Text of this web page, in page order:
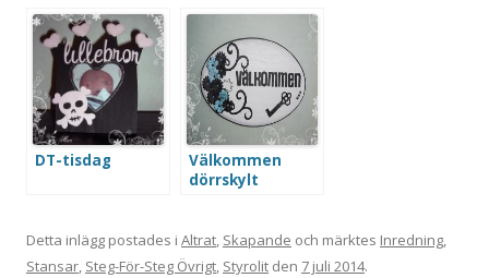
DT-tisdag
Välkommen
dörrskylt
Detta inlägg postades i Altrat, Skapande och märktes Inredning,
Stansar, Steg-För-Steg Övrigt, Styrolit den 7 juli 2014.